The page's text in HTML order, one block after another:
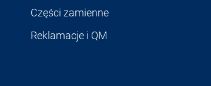
Części zamienne
Reklamacje i QM